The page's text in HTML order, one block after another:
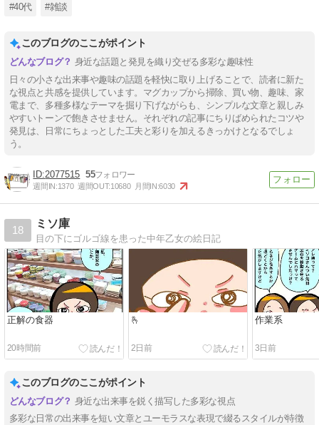
#40代 #雑談
このブログのここがポイント
身近な話題と発見を織り交ぜる多彩な趣味性
日々の小さな出来事や趣味の話題を軽快に取り上げることで、読者に新た
な視点と共感を提供しています。マグカップから掃除、買い物、趣味、家
電まで、多種多様なテーマを掘り下げながらも、シンプルな文章と親しみ
やすいトーンで飽きさせません。それぞれの記事にちりばめられたコツや
発見は、日常にちょっとした工夫と彩りを加えるきっかけとなるでしょ
う。
2077515 55
週間IN:1370 週間OUT:10680 月間IN:6030
18
ミソ庫
目の下にゴルゴ線を患った中年乙女の絵日記
正解の食器
20時間前
🫰
2日前
作業系
3日前
このブログのここがポイント
身近な出来事を鋭く描写した多彩な視点
多彩な日常の出来事を短い文章とユーモラスな表現で綴るスタイルが特徴